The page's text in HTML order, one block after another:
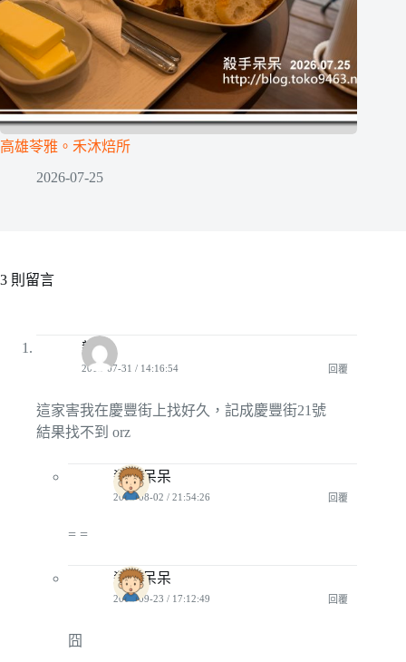
高雄苓雅。禾沐焙所
2026-07-25
3 則留言
毅貞
2012-07-31 / 14:16:54 回覆
這家害我在慶豐街上找好久，記成慶豐街21號
結果找不到 orz
殺手呆呆
2012-08-02 / 21:54:26 回覆
= =
殺手呆呆
2012-09-23 / 17:12:49 回覆
囧